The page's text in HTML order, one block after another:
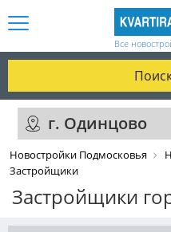
Все
г. Одинцово
Новостройки Подмосковья
Застройщики
Застройщики